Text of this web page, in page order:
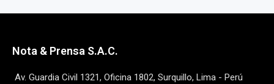
Nota & Prensa S.A.C.
Av. Guardia Civil 1321, Oficina 1802, Surquillo, Lima - Perú